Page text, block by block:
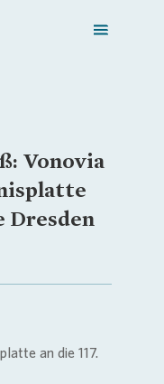
Vonovia
Dresden